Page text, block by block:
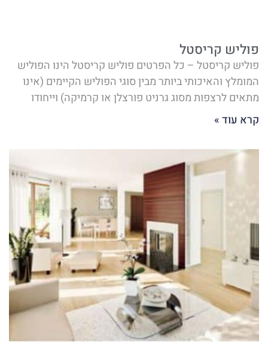
פוליש קריסטל
פוליש קריסטל – כל הפרטים פוליש קריסטל הינו הפוליש
המומלץ והאיכותי ביותר מבין סוגי הפוליש הקיימים (אינו
מתאים לרצפות מסוג גרניט פורצלן או קרמיקה) וייחודו
קרא עוד »